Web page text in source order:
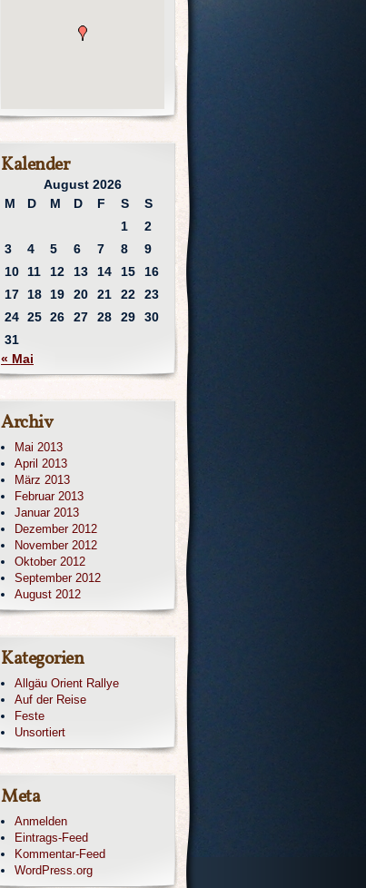
Kalender
August 2026
M
D M D F S
S
1
2
3
4 5 6 7 8
9
10
11 12 13 14 15
16
17
18 19 20 21 22
23
24 25 26 27 28 29
30
31
« Mai
Archiv
Mai 2013
April 2013
März 2013
Februar 2013
Januar 2013
Dezember 2012
November 2012
Oktober 2012
September 2012
August 2012
Kategorien
Allgäu Orient Rallye
Auf der Reise
Feste
Unsortiert
Meta
Anmelden
Eintrags-Feed
Kommentar-Feed
WordPress.org